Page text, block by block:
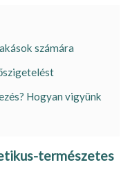
számára
Hogyan vigyünk
természetes